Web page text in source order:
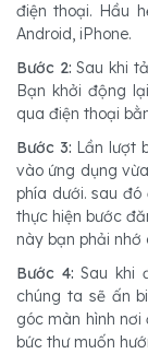
điện thoại. Hầu
Android, iPhone.
Bước 2: Sau khi
Bạn khởi động
qua điện thoại
Bước 3: Lần lượt
vào ứng dụng
phía dưới. sau
thực hiện bước
này bạn phải
Bước 4:Sau khi
chúng ta sẽ ấn
góc màn hình nơi
bức thư muốn